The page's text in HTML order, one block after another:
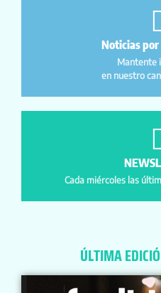
Noticias por
Mantente
en nuestro
Cada miércoles las
ÚLTIMA